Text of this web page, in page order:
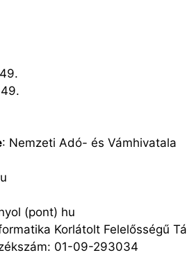
: Nemzeti Adó- és Vámhivatala
(pont) hu
Korlátolt Felelősségű
01-09-293034